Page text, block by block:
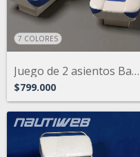
7 COLORES
Juego de 2 asientos Back To Back Náutico...
$799.000